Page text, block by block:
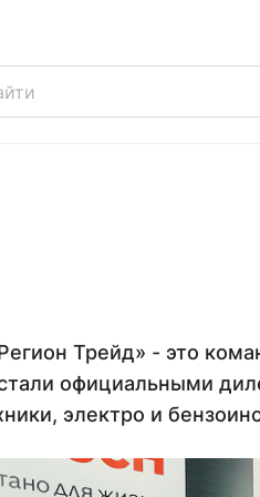
Трейд» - это
официальными
электро и